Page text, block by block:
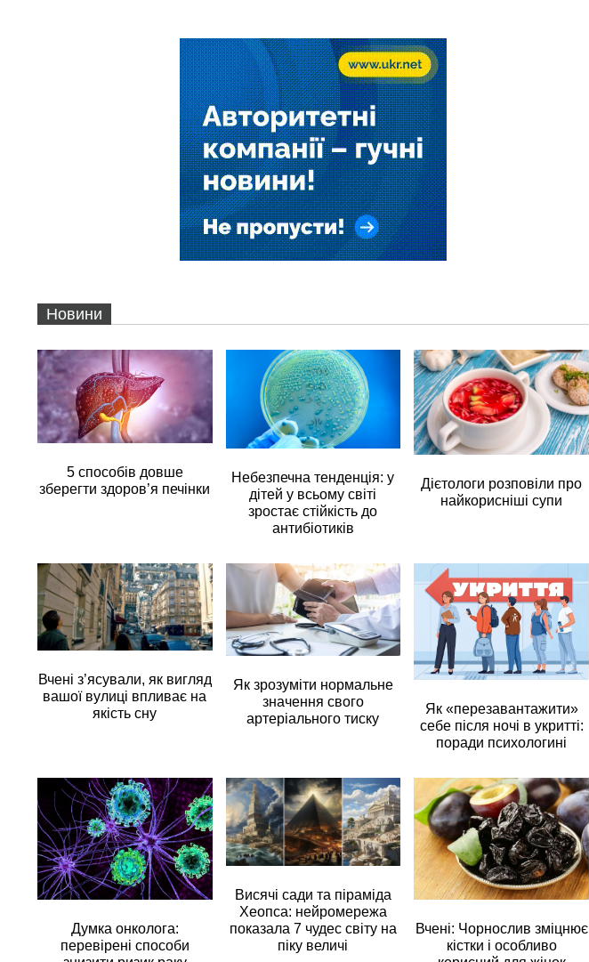
Новини
5 способів довше
зберегти здоров’я печінки
Небезпечна тенденція: у
дітей у всьому світі
зростає стійкість до
антибіотиків
Дієтологи розповіли про
найкорисніші супи
Вчені з’ясували, як вигляд
вашої вулиці впливає на
якість сну
Як зрозуміти нормальне
значення свого
артеріального тиску
Як «перезавантажити»
себе після ночі в укритті:
поради психологині
Думка онколога:
перевірені способи
Висячі сади та піраміда
Хеопса: нейромережа
показала 7 чудес світу на
піку величі
Вчені: Чорнослив зміцнює
кістки і особливо